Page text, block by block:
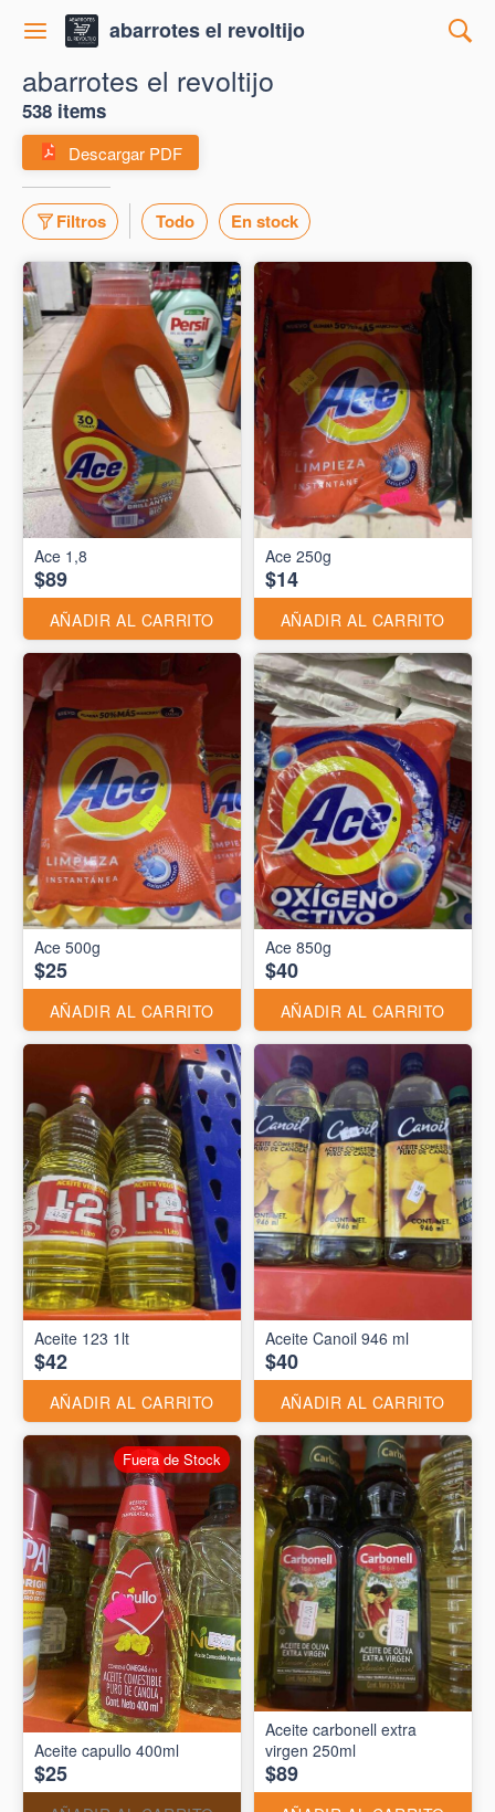
abarrotes el revoltijo
abarrotes el revoltijo
538 items
Descargar PDF
Filtros Todo En stock
Ace 1,8
$89
AÑADIR AL CARRITO
Ace 250g
$14
AÑADIR AL CARRITO
Ace 500g
$25
AÑADIR AL CARRITO
Ace 850g
$40
AÑADIR AL CARRITO
Aceite 123 1lt
$42
AÑADIR AL CARRITO
Aceite Canoil 946 ml
$40
AÑADIR AL CARRITO
Aceite capullo 400ml
$25
Fuera de Stock
Aceite carbonell extra
virgen 250ml
$89